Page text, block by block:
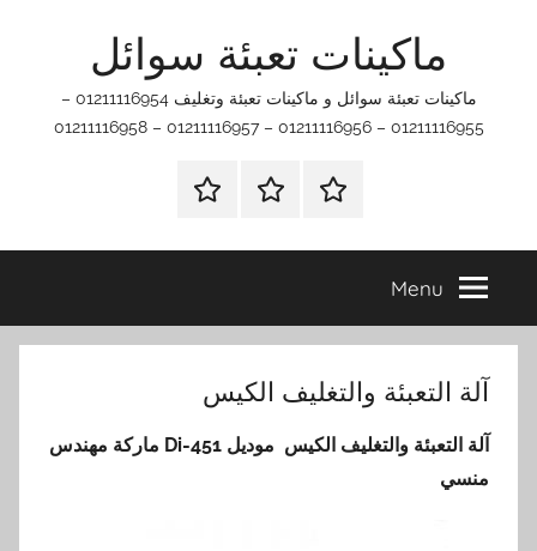
ماكينات تعبئة سوائل
ماكينات تعبئة سوائل و ماكينات تعبئة وتغليف 01211116954 –
01211116955 – 01211116956 – 01211116957 – 01211116958
اتصل
اتـصـل
في
التي
الرئيسيه
Menu
آلة التعبئة والتغليف الكيس
آلة التعبئة والتغليف الكيس موديل 451-Di
ماركة مهندس
منسي